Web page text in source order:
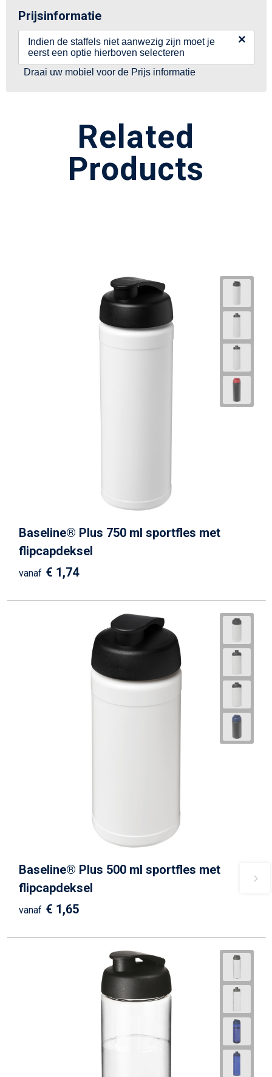
Prijsinformatie
Indien de staffels niet aanwezig zijn moet je
eerst een optie hierboven selecteren
×
Draai uw mobiel voor de Prijs informatie
Related
Products
Baseline® Plus 750 ml sportfles met
flipcapdeksel
vanaf € 1,74
Baseline® Plus 500 ml sportfles met
flipcapdeksel
vanaf € 1,65